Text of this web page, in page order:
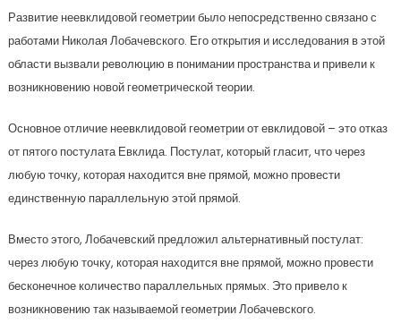
Развитие неевклидовой геометрии было непосредственно связано с
работами Николая Лобачевского. Его открытия и исследования в этой
области вызвали революцию в понимании пространства и привели к
возникновению новой геометрической теории.
Основное отличие неевклидовой геометрии от евклидовой – это отказ
от пятого постулата Евклида. Постулат, который гласит, что через
любую точку, которая находится вне прямой, можно провести
единственную параллельную этой прямой.
Вместо этого, Лобачевский предложил альтернативный постулат:
через любую точку, которая находится вне прямой, можно провести
бесконечное количество параллельных прямых. Это привело к
возникновению так называемой геометрии Лобачевского.